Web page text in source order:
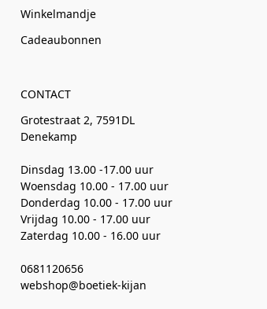
Winkelmandje
Cadeaubonnen
CONTACT
Grotestraat 2, 7591DL
Denekamp
Dinsdag 13.00 -17.00 uur
Woensdag 10.00 - 17.00 uur
Donderdag 10.00 - 17.00 uur
Vrijdag 10.00 - 17.00 uur
Zaterdag 10.00 - 16.00 uur
0681120656
webshop@boetiek-kijan